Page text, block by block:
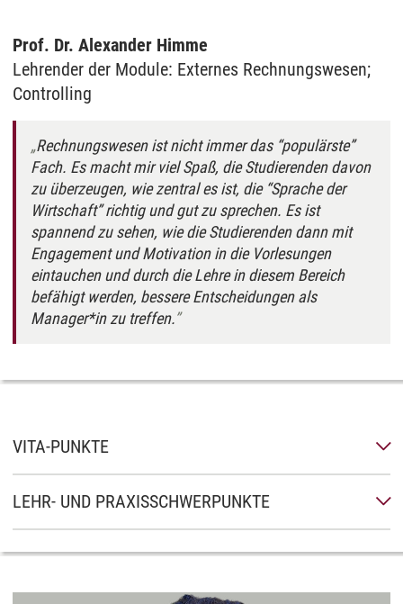
Prof. Dr. Alexander Himme
Lehrender der Module: Externes Rechnungswesen;
Controlling
Rechnungswesen ist nicht immer das “populärste”
Fach. Es macht mir viel Spaß, die Studierenden davon
zu überzeugen, wie zentral es ist, die “Sprache der
Wirtschaft” richtig und gut zu sprechen. Es ist
spannend zu sehen, wie die Studierenden dann mit
Engagement und Motivation in die Vorlesungen
eintauchen und durch die Lehre in diesem Bereich
befähigt werden, bessere Entscheidungen als
Manager*in zu treffen.
VITA-PUNKTE
LEHR- UND PRAXISSCHWERPUNKTE